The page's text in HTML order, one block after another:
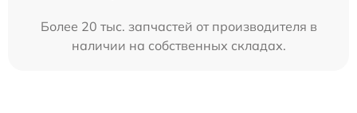
Более 20 тыс. запчастей от производителя в
наличии на собственных складах.